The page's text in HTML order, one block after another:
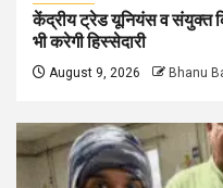
केंद्रीय ट्रेड यूनियंस व संयुक्त
भी करेगी हिस्सेदारी
August 9, 2026 Bhanu